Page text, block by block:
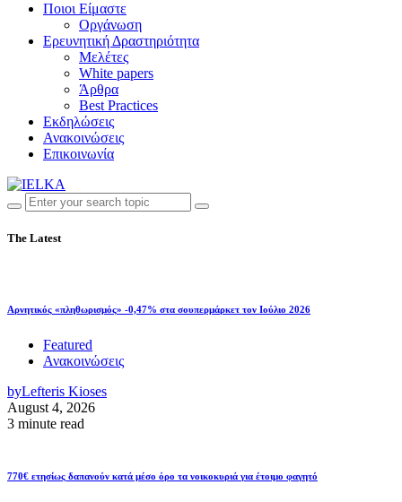
Ποιοι Είμαστε
Οργάνωση
Ερευνητική Δραστηριότητα
Μελέτες
White papers
Άρθρα
Best Practices
Εκδηλώσεις
Ανακοινώσεις
Επικοινωνία
The Latest
Αρνητικός «πληθωρισμός» -0,47% στα σουπερμάρκετ τον Ιούλιο 2026
Featured
Ανακοινώσεις
byLefteris Kioses
August 4, 2026
3 minute read
770€ ετησίως δαπανούν κατά μέσο όρο τα νοικοκυριά για έτοιμο φαγητό